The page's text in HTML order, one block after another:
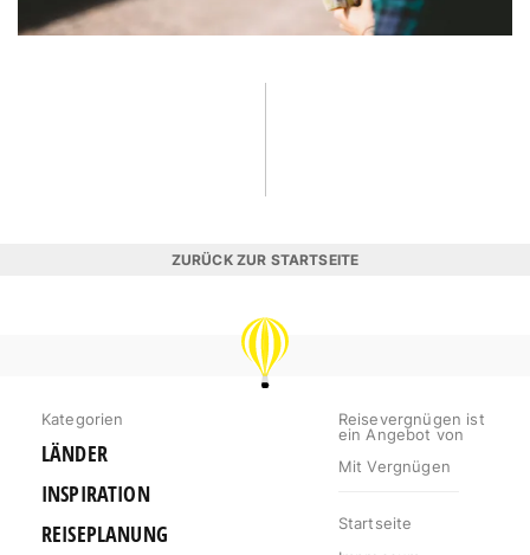
ZURÜCK ZUR STARTSEITE
REISEVERGNÜGEN
Kategorien
LÄNDER
INSPIRATION
REISEPLANUNG
Reisevergnügen ist
ein Angebot von
Mit Vergnügen
Startseite